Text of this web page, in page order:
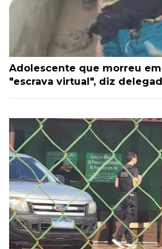
Adolescente que morreu
"escrava virtual", diz